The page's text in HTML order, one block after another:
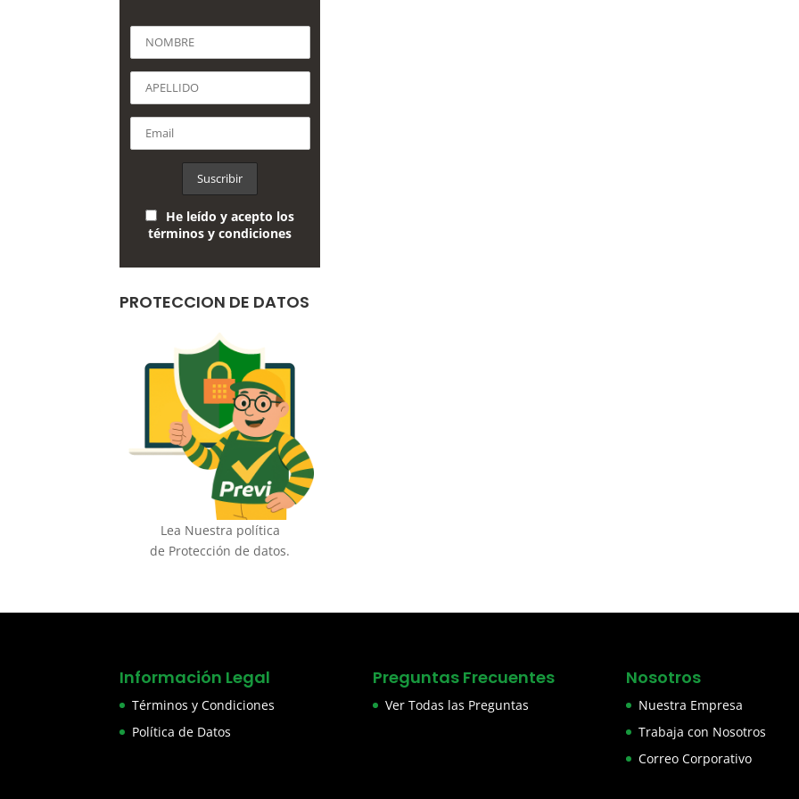
He leído y acepto los
términos y condiciones
PROTECCION DE DATOS
Lea Nuestra política
de Protección de datos.
Información Legal
Términos y Condiciones
Política de Datos
Preguntas Frecuentes
Ver Todas las Preguntas
Nosotros
Nuestra Empresa
Trabaja con Nosotros
Correo Corporativo